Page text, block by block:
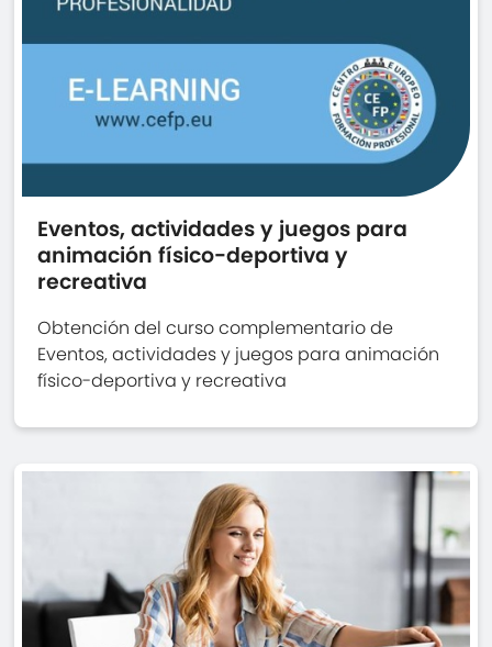
Eventos, actividades y juegos para
animación físico-deportiva y
recreativa
Obtención del curso complementario de
Eventos, actividades y juegos para animación
físico-deportiva y recreativa